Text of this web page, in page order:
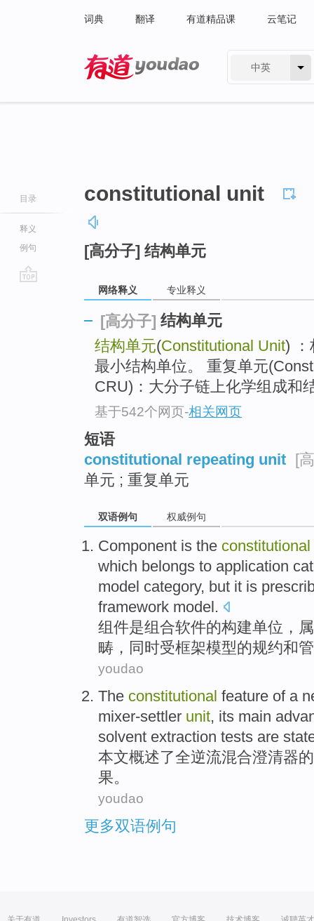
词典 翻译 有道精品课 云笔记
中英
目录
释义
例句
constitutional unit
[高分子] 结构单元
网络释义 专业释义
[高分子] 结构单元
结构单元(Constitutional Unit) ：
最小结构单位。 重复单元
CRU)：大分子链上化学组成和
基于542个网页-相关网页
短语
constitutional repeating unit [
单元 ; 重复单元
双语例句 权威例句
Component is the constitutional
which belongs to application
model category, but it is
framework model.
组件是组合软件的构建单位 ，
畴， 同时受框架模型的规约和
youdao
The constitutional feature of a
mixer-settler unit, its main
solvent extraction tests are
本文概述了全逆流混合澄清器的
果。
youdao
更多双语例句